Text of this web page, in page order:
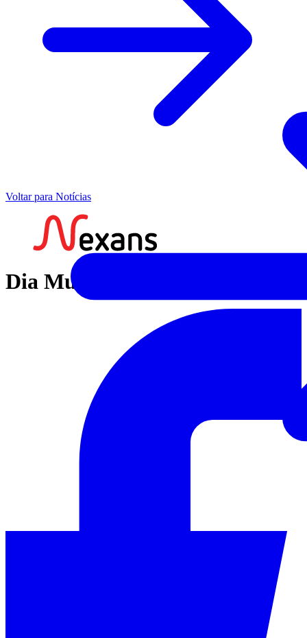
Voltar para Notícias
Dia Mundial da Reciclagem!